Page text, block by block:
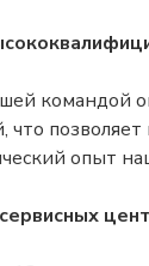
командой
что
опыт